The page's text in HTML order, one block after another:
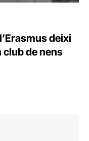
deixi
club de nens